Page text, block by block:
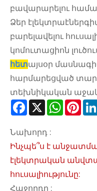
բավարարելու
Ձեր
բարելավելու
կոմուտացիոն
հետայսօր
հարմարեցված
տեխնիկական
Facebook
X
Նախորդ :
Ինչպե՞ս է
էլեկտրական
հուսալիությունը:
Հաջորդը :